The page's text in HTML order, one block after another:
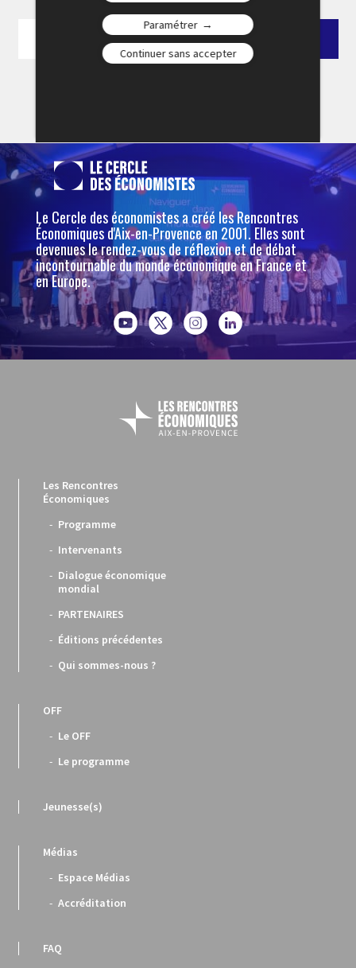
Le Cercle des économistes a créé les Rencontres
Économiques d'Aix-en-Provence en 2001. Elles sont
devenues le rendez-vous de réflexion et de débat
incontournable du monde économique en France et
en Europe.
Les Rencontres
Économiques
Programme
Intervenants
Dialogue économique
mondial
PARTENAIRES
Éditions précédentes
Qui sommes-nous ?
OFF
Le OFF
Le programme
Jeunesse(s)
Médias
Espace Médias
Accréditation
FAQ
Paramétrer
Continuer sans accepter